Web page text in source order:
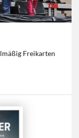
Freikarten